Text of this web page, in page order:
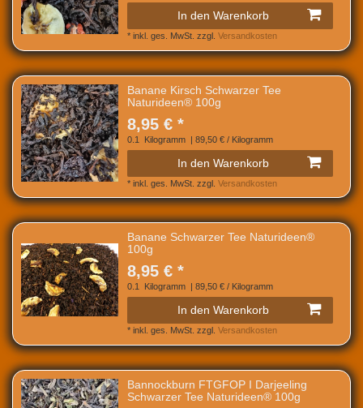
In den Warenkorb
* inkl. ges. MwSt. zzgl. Versandkosten
Banane Kirsch Schwarzer Tee
Naturideen® 100g
8,95 € *
0.1 Kilogramm | 89,50 € / Kilogramm
In den Warenkorb
* inkl. ges. MwSt. zzgl. Versandkosten
Banane Schwarzer Tee Naturideen®
100g
8,95 € *
0.1 Kilogramm | 89,50 € / Kilogramm
In den Warenkorb
* inkl. ges. MwSt. zzgl. Versandkosten
Bannockburn FTGFOP I Darjeeling
Schwarzer Tee Naturideen® 100g